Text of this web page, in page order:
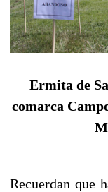
Ermita de
comarca
Recuerdan que